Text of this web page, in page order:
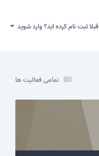
قبلا ثبت نام کرده اید؟ وارد شوید
تمامی فعالیت ها